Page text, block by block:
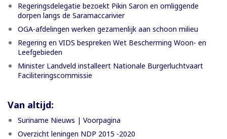
Regeringsdelegatie bezoekt Pikin Saron en omliggende
dorpen langs de Saramaccarivier
OGA-afdelingen werken gezamenlijk aan schoon milieu
Regering en VIDS bespreken Wet Bescherming Woon- en
Leefgebieden
Minister Landveld installeert Nationale Burgerluchtvaart
Faciliteringscommissie
Van altijd:
Suriname Nieuws | Voorpagina
Overzicht leningen NDP 2015 -2020